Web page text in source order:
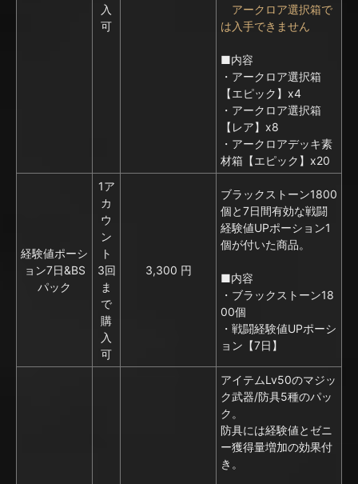
入
可
アークロア選択箱で
は入手できません
■内容
・アークロア選択箱
【エピック】x4
・アークロア選択箱
【レア】x8
・アークロアデッキ素
材箱【エピック】x20
経験値ポーシ
ョン7日&BS
パック
1ア
カ
ウ
ン
ト
3回
ま
で
購
入
可
3,300 円
ブラックストーン1800
個と7日間有効な戦闘
経験値UPポーション1
個が付いた商品。
■内容
・ブラックストーン18
00個
・戦闘経験値UPポーシ
ョン【7日】
アイテムLv50のマジッ
ク武器/防具5種のパッ
ク。
防具には経験値とゼニ
ー獲得量増加の効果付
き。